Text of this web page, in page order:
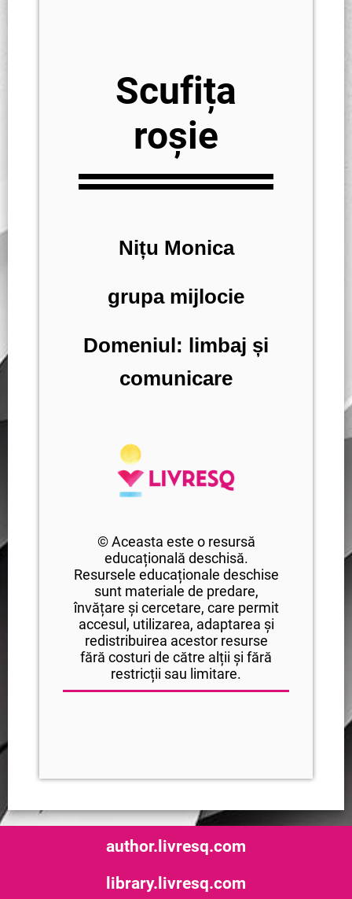
Scufița
roșie
Nițu Monica
grupa mijlocie
Domeniul: limbaj și
comunicare
© Aceasta este o resursă
educațională deschisă.
Resursele educaționale deschise
sunt materiale de predare,
învățare și cercetare, care permit
accesul, utilizarea, adaptarea și
redistribuirea acestor resurse
fără costuri de către alții și fără
restricții sau limitare.
author.livresq.com
library.livresq.com